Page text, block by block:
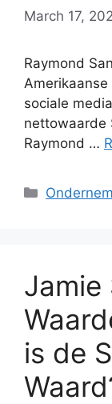
March 17,
Raymond
sociale
nettowaarde
Raymond …
Jamie
is de